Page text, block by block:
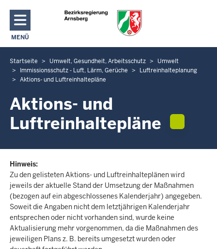
Direkt zum Inhalt
MENÜ
NAVIGATION AKTIVIEREN/DEAKTIVIEREN: HAUPTMENÜ
S
b
e
n
d
e
n
s
i
c
h
h
Startseite Umwelt, Gesundheit, Arbeitsschutz
Umwelt
Immissionsschutz - Luft, Lärm, Gerüche
Luftreinhalteplanung
Aktions- und Luftreinhaltepläne
Aktions- und
Luftreinhaltepläne
Hinweis:
Zu den gelisteten Aktions- und Luftreinhalteplänen wird
jeweils der aktuelle Stand der Umsetzung der Maßnahmen
(bezogen auf ein abgeschlossenes Kalenderjahr) angegeben.
Soweit die Angaben nicht dem letztjährigen Kalenderjahr
entsprechen oder nicht vorhanden sind, wurde keine
Aktualisierung mehr vorgenommen, da die Maßnahmen des
jeweiligen Plans z. B. bereits umgesetzt wurden oder